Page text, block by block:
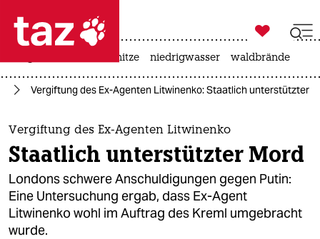
 taz zahl ich
taz zahl ich
themen
politik
öko
gesellschaft

taz zahl ich
hitze niedrigwasser waldbrände
Vergiftung des Ex-Agenten Litwinenko: Staatlich unterstützter
Vergiftung des Ex-Agenten Litwinenko
Staatlich unterstützter Mord
Londons schwere Anschuldigungen gegen Putin:
Eine Untersuchung ergab, dass Ex-Agent
Litwinenko wohl im Auftrag des Kreml umgebracht
wurde.